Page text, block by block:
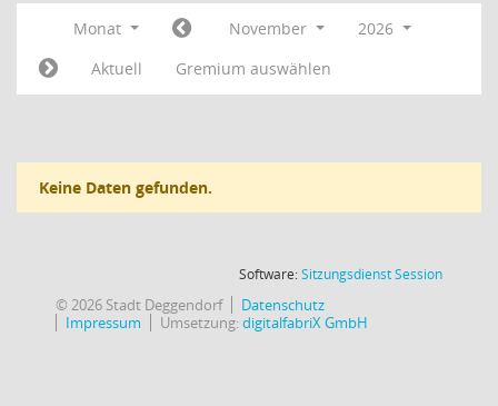
Monat November
2026
Aktuell
Gremium auswählen
Keine Daten gefunden.
Software:SitzungsdienstSession(Wird in
© 2026 Stadt Deggendorf
Datenschutz
Impressum
Umsetzung:digitalfabriX GmbH